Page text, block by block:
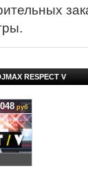
RESPECT V
руб